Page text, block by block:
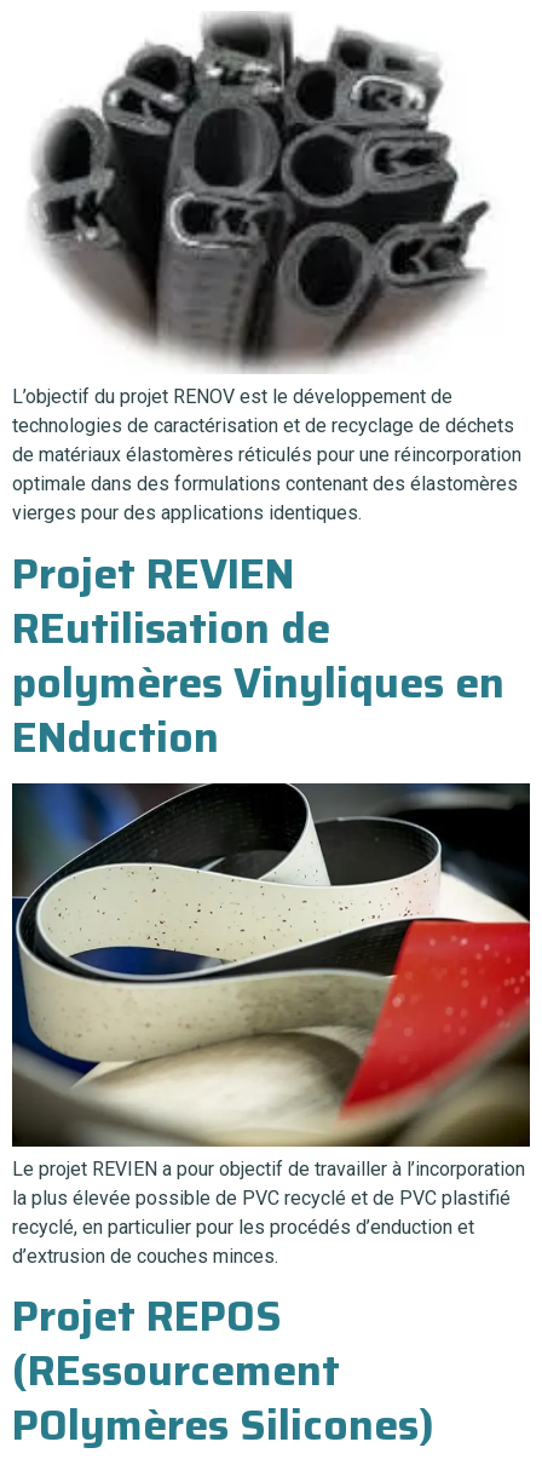
L’objectif du projet RENOV est le développement de
technologies de caractérisation et de recyclage de déchets
de matériaux élastomères réticulés pour une réincorporation
optimale dans des formulations contenant des élastomères
vierges pour des applications identiques.
Projet REVIEN
REutilisation de
polymères Vinyliques en
ENduction
Le projet REVIEN a pour objectif de travailler à l’incorporation
la plus élevée possible de PVC recyclé et de PVC plastifié
recyclé, en particulier pour les procédés d’enduction et
d’extrusion de couches minces.
Projet REPOS
(REssourcement
POlymères Silicones)